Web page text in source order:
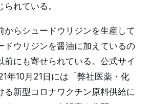
れている。
からシュードウリジンを生産して
ドウリジンを醤油に加えているの
前にも寄せられている。公式サイ
年10月21日には「弊社医薬・化
る新型コロナワクチン原料供給に